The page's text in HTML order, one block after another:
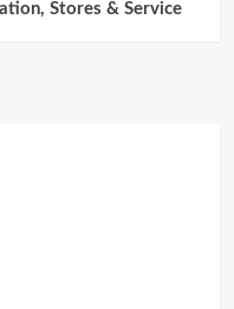
Stores & Service